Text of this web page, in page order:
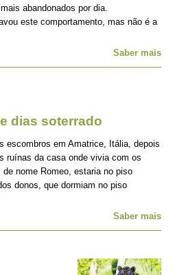
abandonados por dia.
este comportamento, mas não é a
Saber mais
dias soterrado
escombros em Amatrice, Itália, depois
ruínas da casa onde vivia com os
nome Romeo, estaria no piso
donos, que dormiam no piso
Saber mais